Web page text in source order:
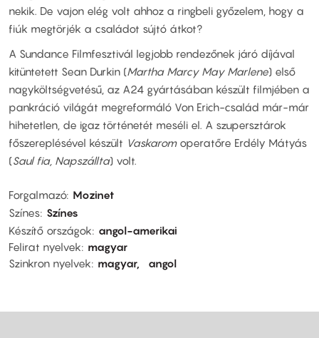
nekik. De vajon elég volt ahhoz a ringbeli győzelem, hogy a
fiúk megtörjék a családot sújtó átkot?
A Sundance Filmfesztivál legjobb rendezőnek járó díjával
kitüntetett Sean Durkin (Martha Marcy May Marlene) első
nagyköltségvetésű, az A24 gyártásában készült filmjében a
pankráció világát megreformáló Von Erich-család már-már
hihetetlen, de igaz történetét meséli el. A szupersztárok
főszereplésével készült Vaskaromoperatőre Erdély Mátyás
(Saul fia, Napszállta) volt.
Forgalmazó Mozinet
Színes Színes
Készítő országok
angol-amerikai
Felirat nyelvek
magyar
Szinkron nyelvek
magyar angol